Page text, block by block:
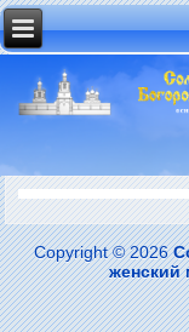
Copyright © 2026
женский